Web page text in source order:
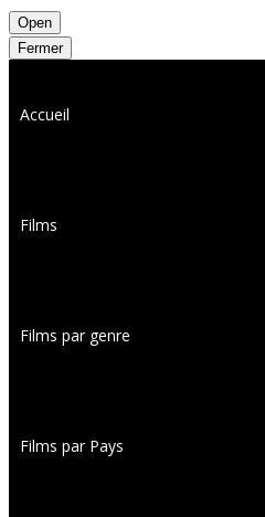
Open
Fermer
Accueil
Films
Films par genre
Films par Pays